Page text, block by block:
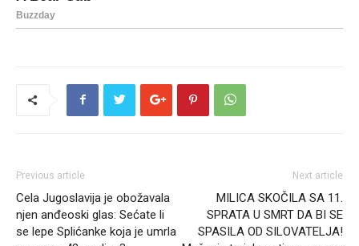
Previous article
Cela Jugoslavija je obožavala
njen anđeoski glas: Sećate li
se lepe Splićanke koja je umrla
Next article
MILICA SKOČILA SA 11.
SPRATA U SMRT DA BI SE
SPASILA OD SILOVATELJA!